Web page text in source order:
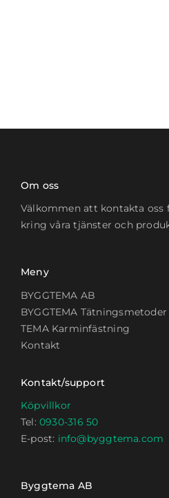
Om oss
Välkommen att kontakta
kring våra tjänster och
Meny
BYGGTEMA AB
BYGGTEMA Tätningsmetoder
TEMA Karminfästning
Kontakt
Kontakt/support
Köpvillkor
Tel:0930-316 50
E-post: info@byggtema.com
Byggtema AB